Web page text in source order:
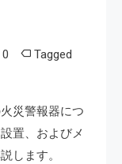
0 Tagged
災警報器につ
置、およびメ
します。